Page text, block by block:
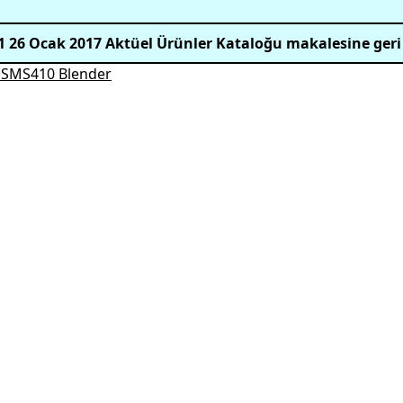
26 Ocak 2017 Aktüel Ürünler Kataloğu makalesine